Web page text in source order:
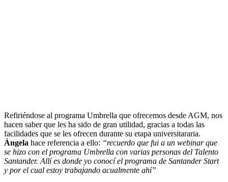
Refiriéndose al programa Umbrella que ofrecemos desde AGM, nos
hacen saber que les ha sido de gran utilidad, gracias a todas las
facilidades que se les ofrecen durante su etapa universitararia.
Ángela hace referencia a ello: “recuerdo que fui a un webinar que
se hizo con el programa Umbrella con varias personas del Talento
Santander. Allí es donde yo conocí el programa de Santander Start
y por el cual estoy trabajando acualmente ahí”